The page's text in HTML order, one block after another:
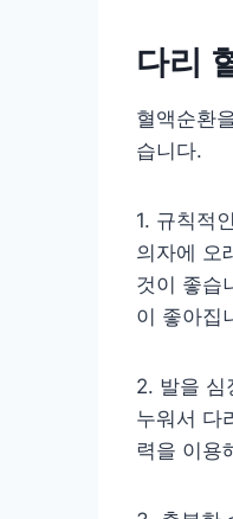
다리
혈액순환
습니다.
1. 규칙적
의자에 오
것이 좋습
이 좋아집
2. 발을 심
누워서 다
력을 이용